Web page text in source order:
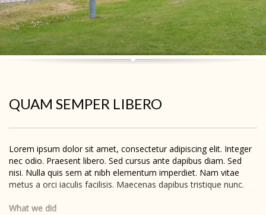
QUAM SEMPER LIBERO
Lorem ipsum dolor sit amet, consectetur adipiscing elit. Integer
nec odio. Praesent libero. Sed cursus ante dapibus diam. Sed
nisi. Nulla quis sem at nibh elementum imperdiet. Nam vitae
metus a orci iaculis facilisis. Maecenas dapibus tristique nunc.
What we did